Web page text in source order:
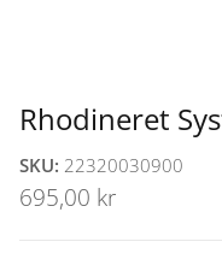
Rhodineret
SKU: 22320030900
695,00 kr